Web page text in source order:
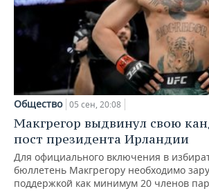
Общество 05 сен, 20:08
Макгрегор выдвинул свою
пост президента Ирландии
Для официального включения в
бюллетень Макгрегору необходимо
поддержкой как минимум 20 членов